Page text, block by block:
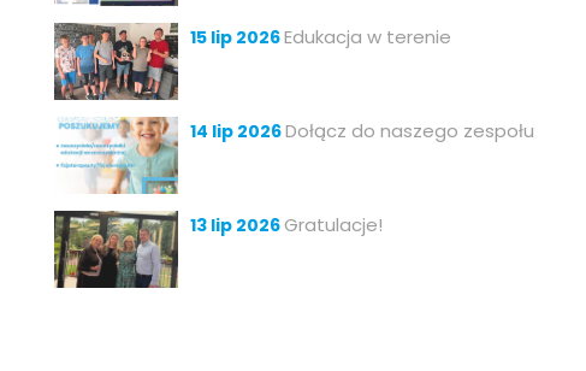
15 lip 2026Edukacja w terenie
14 lip 2026Dołącz do naszego zespołu
13 lip 2026 Gratulacje!